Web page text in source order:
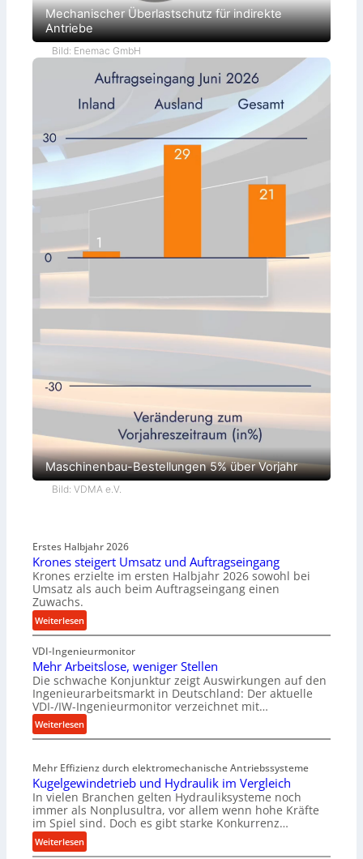
Mechanischer Überlastschutz für indirekte
Antriebe
Bild: Enemac GmbH
Maschinenbau-Bestellungen 5% über Vorjahr
Bild: VDMA e.V.
Erstes Halbjahr 2026
Krones steigert Umsatz und Auftragseingang
Krones erzielte im ersten Halbjahr 2026 sowohl bei
Umsatz als auch beim Auftragseingang einen
Zuwachs.
Weiterlesen:
K
r
o
n
e
s
s
t
i
g
e
r
t
U
VDI-Ingenieurmonitor
Mehr Arbeitslose, weniger Stellen
Die schwache Konjunktur zeigt Auswirkungen auf den
Ingenieurarbeitsmarkt in Deutschland: Der aktuelle
VDI-/IW-Ingenieurmonitor verzeichnet mit…
Weiterlesen:
M
h
r
A
r
b
e
Mehr Effizienz durch elektromechanische Antriebssysteme
Kugelgewindetrieb und Hydraulik im Vergleich
In vielen Branchen gelten Hydrauliksysteme noch
immer als Nonplusultra, vor allem wenn hohe Kräfte
im Spiel sind. Doch es gibt starke Konkurrenz…
Weiterlesen:
K